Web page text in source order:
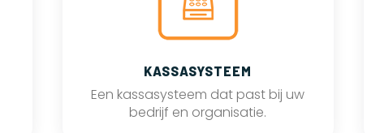
KASSASYSTEEM
Een kassasysteem dat past bij uw
bedrijf en organisatie.